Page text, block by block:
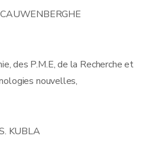
des P.M.E, de la Recherche et
nouvelles,
KUBLA